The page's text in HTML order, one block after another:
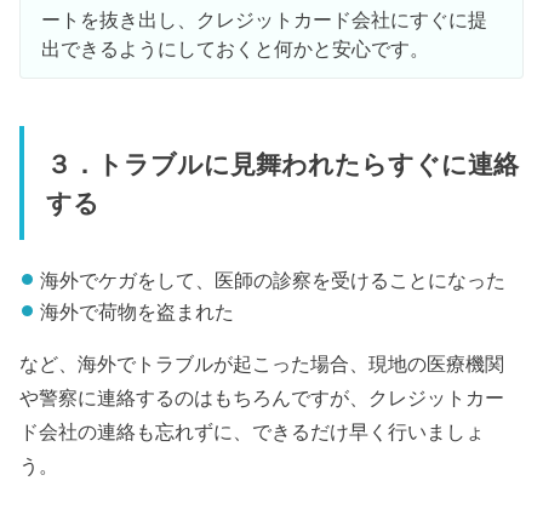
ートを抜き出し、クレジットカード会社にすぐに提
出できるようにしておくと何かと安心です。
３．トラブルに見舞われたらすぐに連絡
する
海外でケガをして、医師の診察を受けることになった
海外で荷物を盗まれた
など、海外でトラブルが起こった場合、現地の医療機関
や警察に連絡するのはもちろんですが、クレジットカー
ド会社の連絡も忘れずに、できるだけ早く行いましょ
う。